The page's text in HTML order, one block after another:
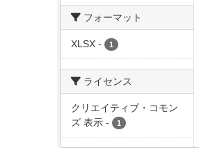
フォーマット
XLSX - 1
ライセンス
クリエイティブ・コモン
ズ 表示 - 1